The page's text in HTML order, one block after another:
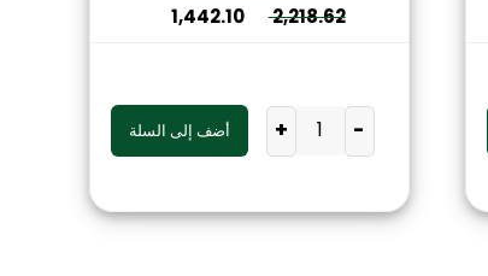
2,218.62
1,442.10
-
+ أضف إلى السلة